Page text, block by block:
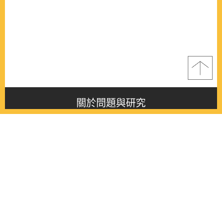
關於問題與研究
About this journal